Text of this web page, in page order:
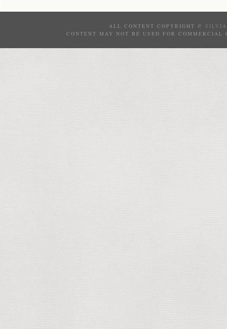
ALL CONTENT COPYRIGHT ©
CONTENT MAY NOT BE USED FOR COMMERCIAL